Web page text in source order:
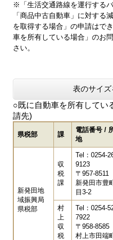
※「生活交通路線を運行する
「商品中古自動車」に対する
を取得する場合」の申請はで
車を所有している場合」のお
さい。
表のサイ
○既に自動車を所有してい
請先)
県税部 課
電話番号 /
地
新発田地
域振興局
県税部
収
税
課
Tel：0254-
9123
〒957-8511
新発田市豊
目3-2
村
上
収
税
Tel：0254-
7922
〒958-8585
村上市田端